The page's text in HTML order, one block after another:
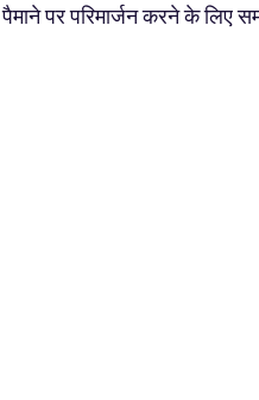
पर परिमार्जन करने के लिए